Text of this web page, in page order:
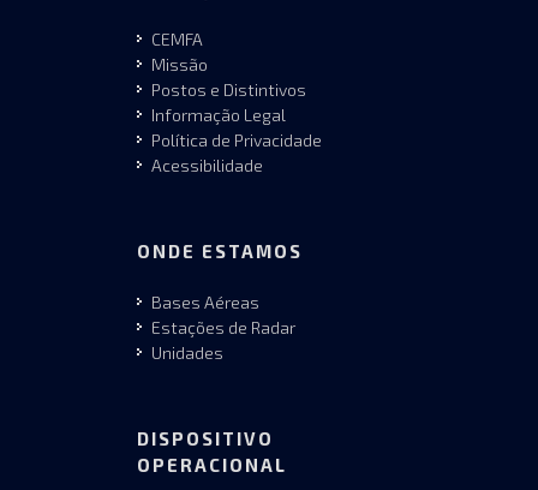
CEMFA
Missão
Postos e Distintivos
Informação Legal
Política de Privacidade
Acessibilidade
ONDE ESTAMOS
Bases Aéreas
Estações de Radar
Unidades
DISPOSITIVO
OPERACIONAL